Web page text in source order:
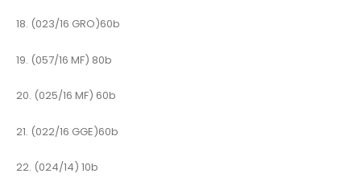
18. (023/16 GRO)60b
19. (057/16 MF) 80b
20. (025/16 MF) 60b
21. (022/16 GGE)60b
22. (024/14) 10b